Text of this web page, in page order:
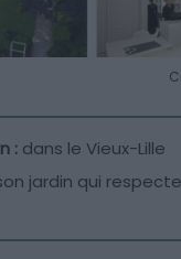
: dans le Vieux-Lille
jardin qui